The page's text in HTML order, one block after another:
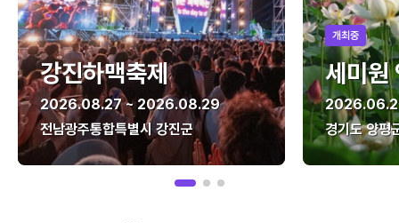
강진하맥축제
2026.08.27 ~ 2026.08.29
전남광주통합특별시 강진군
개최중
세미원
경기도 양평